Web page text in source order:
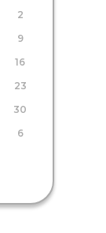
2
9
16
23
30
6